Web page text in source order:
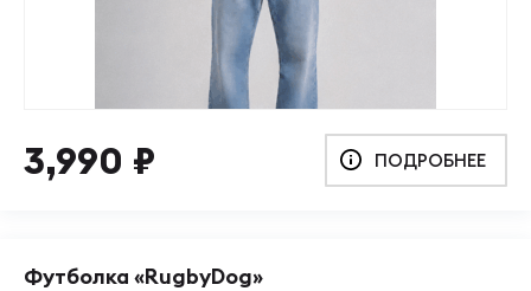
3,990 ₽ ПОДРОБНЕЕ
Футболка «RugbyDog»